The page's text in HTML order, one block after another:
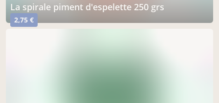
la spirale piment d'espelette 250 grs
2,75 €